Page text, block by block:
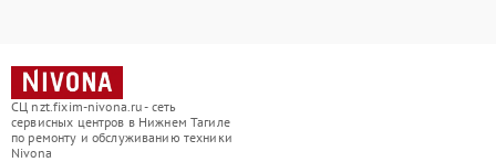
СЦ nzt.fixim-nivona.ru - сеть
сервисных центров в Нижнем Тагиле
по ремонту и обслуживанию техники
Nivona